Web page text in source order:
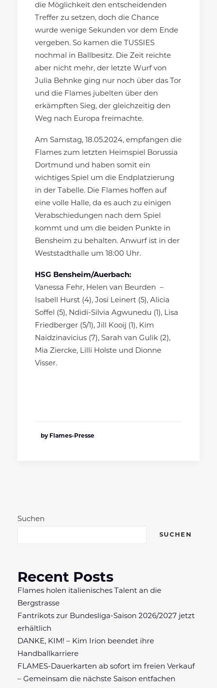
die Möglichkeit den entscheidenden
Treffer zu setzen, doch die Chance
wurde wenige Sekunden vor dem Ende
vergeben. So kamen die TUSSIES
nochmal in Ballbesitz. Die Zeit reichte
aber nicht mehr, der letzte Wurf von
Julia Behnke ging nur noch über das Tor
und die Flames jubelten über den
erkämpften Sieg, der gleichzeitig den
Weg nach Europa freimachte.
Am Samstag, 18.05.2024, empfangen die
Flames zum letzten Heimspiel Borussia
Dortmund und haben somit ein
wichtiges Spiel um die Endplatzierung
in der Tabelle. Die Flames hoffen auf
eine volle Halle, da es auch zu einigen
Verabschiedungen nach dem Spiel
kommt und um die beiden Punkte in
Bensheim zu behalten. Anwurf ist in der
Weststadthalle um 18:00 Uhr.
HSG Bensheim/Auerbach:
Vanessa Fehr, Helen van Beurden –
Isabell Hurst (4), Josi Leinert (5), Alicia
Soffel (5), Ndidi-Silvia Agwunedu (1), Lisa
Friedberger (5/1), Jill Kooij (1), Kim
Naidzinavicius (7), Sarah van Gulik (2),
Mia Ziercke, Lilli Holste und Dionne
Visser.
by Flames-Presse
Suchen
SUCHEN
Recent Posts
Flames holen italienisches Talent an die
Bergstrasse
Fantrikots zur Bundesliga-Saison 2026/2027 jetzt
erhältlich
DANKE, KIM! – Kim Irion beendet ihre
Handballkarriere
FLAMES-Dauerkarten ab sofort im freien Verkauf
– Gemeinsam die nächste Saison entfachen